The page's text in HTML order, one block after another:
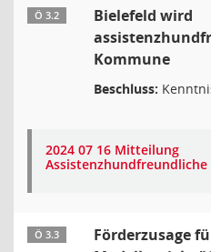
Ö 3.2
Bielefeld wird
Kommune
Beschluss:
2024 07 16 Mitteilung
Assistenzhundfreundliche
Ö 3.3
Förderzusage